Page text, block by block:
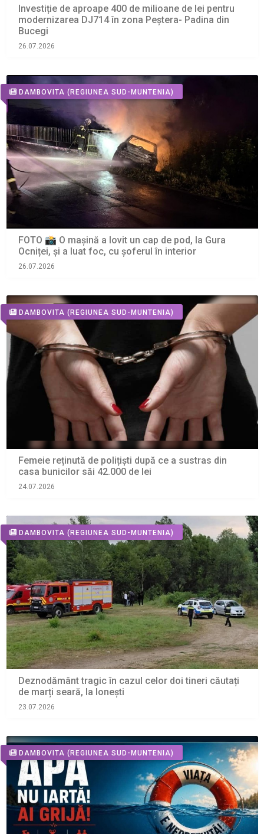
Investiție de aproape 400 de milioane de lei pentru
modernizarea DJ714 în zona Peștera- Padina din
Bucegi
26.07.2026
DAMBOVITA (REGIUNEA SUD-MUNTENIA)
FOTO 📸 O mașină a lovit un cap de pod, la Gura
Ocniței, și a luat foc, cu șoferul în interior
26.07.2026
DAMBOVITA (REGIUNEA SUD-MUNTENIA)
Femeie reținută de polițiști după ce a sustras din
casa bunicilor săi 42.000 de lei
24.07.2026
DAMBOVITA (REGIUNEA SUD-MUNTENIA)
Deznodământ tragic în cazul celor doi tineri căutați
de marți seară, la Ionești
23.07.2026
DAMBOVITA (REGIUNEA SUD-MUNTENIA)